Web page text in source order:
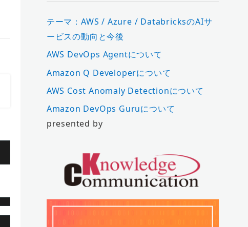
テーマ：AWS / Azure / DatabricksのAIサ
ービスの動向と今後
AWS DevOps Agentについて
Amazon Q Developerについて
AWS Cost Anomaly Detectionについて
Amazon DevOps Guruについて
presented by